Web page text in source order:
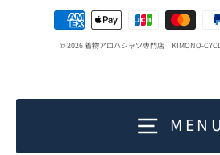
MENU
© 2026 着物アロハシャツ専門店｜KIMONO-